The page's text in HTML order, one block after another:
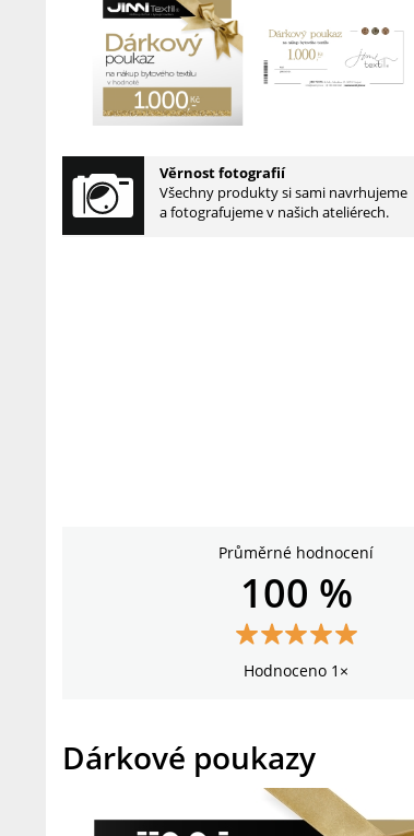
Věrnost fotografií
Všechny produkty si sami navrhujeme
a fotografujeme v našich ateliérech.
Průměrné hodnocení
100 %
Hodnoceno 1×
Dárkové poukazy